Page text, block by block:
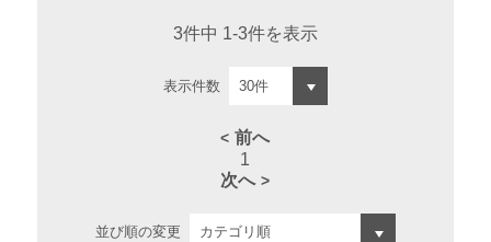
3件中 1-3件を表示
表示件数
前へ
1
次へ
並び順の変更